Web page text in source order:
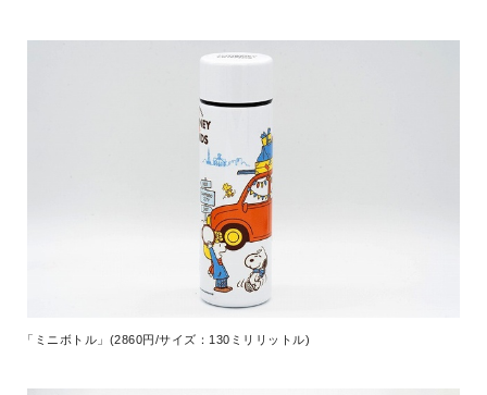
「ミニボトル」(2860円/サイズ：130ミリリットル)